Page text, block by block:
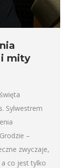
i mity
Sylwestrem
–
zwyczaje,
a co jest tylko